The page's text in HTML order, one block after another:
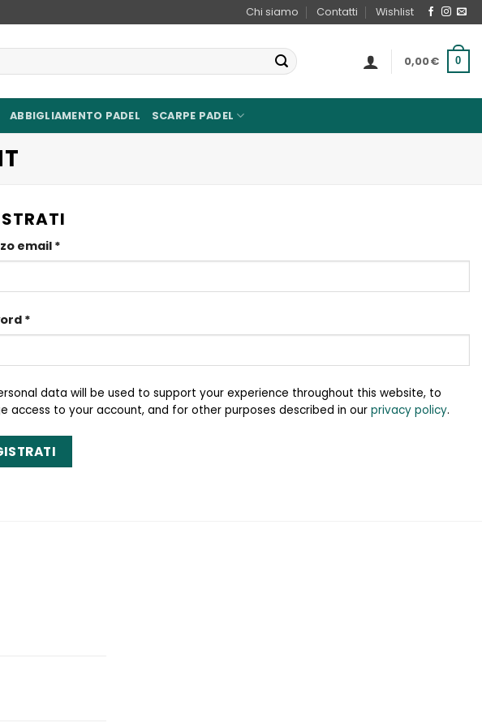
Chi siamo Contatti Wishlist
0,00€ 0
ABBIGLIAMENTO PADEL SCARPE PADEL
email *
*
data will be used to support your experience throughout this website, to
access to your account, and for other purposes described in our privacy policy.